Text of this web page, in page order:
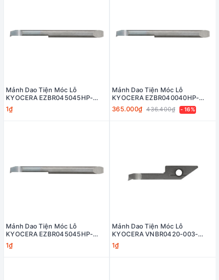
Mảnh Dao Tiện Móc Lỗ
KYOCERA EZBR045045HP-
015G-PR1725
1₫
Mảnh Dao Tiện Móc Lỗ
KYOCERA EZBR040040HP-
015G-PR1725
365.000₫ 436.400₫ - 16%
Mảnh Dao Tiện Móc Lỗ
KYOCERA EZBR045045HP-
005G-PR1725
1₫
Mảnh Dao Tiện Móc Lỗ
KYOCERA VNBR0420-003-
KW10
1₫